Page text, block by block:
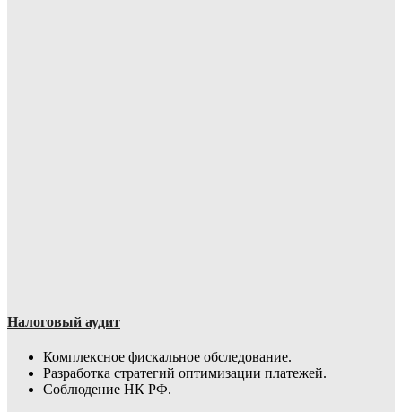
Налоговый аудит
Комплексное фискальное обследование.
Разработка стратегий оптимизации платежей.
Соблюдение НК РФ.